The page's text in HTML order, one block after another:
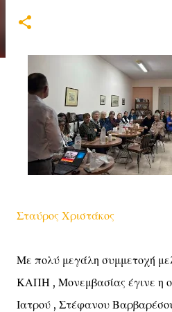
Σταύρος Χριστάκος
Με πολύ μεγάλη συμμετοχή
ΚΑΠΗ , Μονεμβασίας έγινε η
Ιατρού , Στέφανου